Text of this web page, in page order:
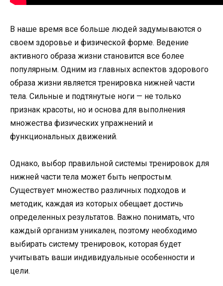
В наше время все больше людей задумываются о
своем здоровье и физической форме. Ведение
активного образа жизни становится все более
популярным. Одним из главных аспектов здорового
образа жизни является тренировка нижней части
тела. Сильные и подтянутые ноги — не только
признак красоты, но и основа для выполнения
множества физических упражнений и
функциональных движений.
Однако, выбор правильной системы тренировок для
нижней части тела может быть непростым.
Существует множество различных подходов и
методик, каждая из которых обещает достичь
определенных результатов. Важно понимать, что
каждый организм уникален, поэтому необходимо
выбирать систему тренировок, которая будет
учитывать ваши индивидуальные особенности и
цели.